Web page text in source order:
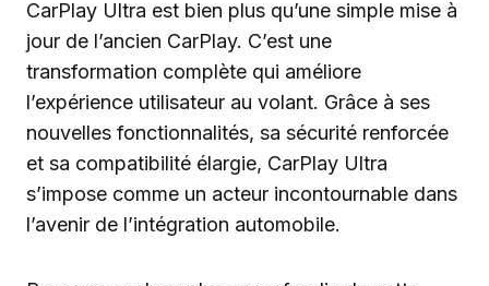
CarPlay Ultra est bien plus qu’une simple mise à
jour de l’ancien CarPlay. C’est une
transformation complète qui améliore
l’expérience utilisateur au volant. Grâce à ses
nouvelles fonctionnalités, sa sécurité renforcée
et sa compatibilité élargie, CarPlay Ultra
s’impose comme un acteur incontournable dans
l’avenir de l’intégration automobile.